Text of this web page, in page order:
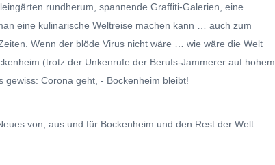
rundherum, spannende Graffiti-Galerien, eine
eine kulinarische Weltreise machen kann … auch zum
Wenn der blöde Virus nicht wäre … wie wäre die Welt
(trotz der Unkenrufe der Berufs-Jammerer auf hohem
gewiss: Corona geht, - Bockenheim bleibt!
von, aus und für Bockenheim und den Rest der Welt